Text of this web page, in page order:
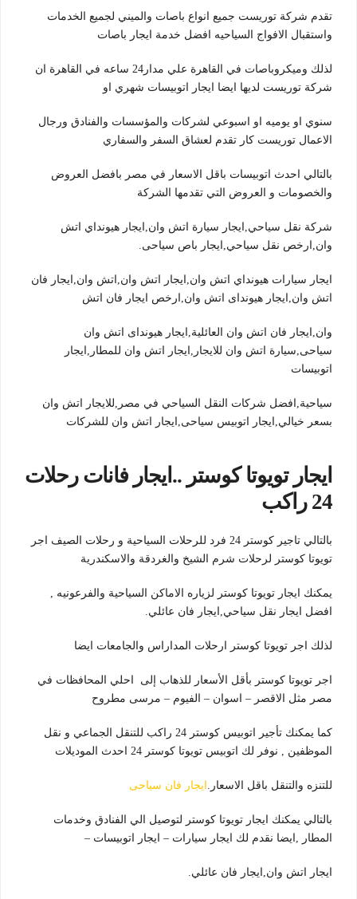
تقدم شركة توريست جميع انواع باصات والميني لجميع الخدمات
واستقبال الافواج السياحيه افضل خدمة ايجار باصات
لذلك وميكروباصات في القاهرة علي مدار24 ساعه في القاهرة ان
شركة توريست لديها ايضا ايجار اتوبيسات شهري او
سنوي او يوميه او اسبوعي لشركات والمؤسسات والفنادق ورجال
الاعمال توريست كار تقدم لعشاق السفر والسفاري
بالتالي احدث اتوبيسات باقل الاسعار في مصر بافضل العروض
والخصومات و العروض التي تقدمها الشركة
شركة نقل سياحي,ايجار سيارة اتش وان,ايجار هيونداي اتش
وان,ارخص نقل سياحي,ايجار باص سياحى.
ايجار سيارات هيونداي اتش وان,ايجار اتش وان,اتش وان,ايجار فان
اتش وان,ايجار هيونداى اتش وان,ارخص ايجار فان اتش
وان,ايجار فان اتش وان العائلية,ايجار هيونداى اتش وان
سياحى,سيارة اتش وان للايجار,ايجار اتش وان للمطار,ايجار
اتوبيسات
سياحية,افضل شركات النقل السياحي في مصر,للايجار اتش وان
بسعر خيالي,ايجار اتوبيس سياحى,ايجار اتش وان للشركات
ايجار تويوتا كوستر ..ايجار فانات رحلات
24 راكب
بالتالي تاجير كوستر 24 فرد للرحلات السياحية و رحلات الصيف اجر
تويوتا كوستر لرحلات شرم الشيخ والغردقة والاسكندرية
يمكنك ايجار تويوتا كوستر لزياره الاماكن السياحية والفرعونيه ,
افضل ايجار نقل سياحي,ايجار فان عائلي.
لذلك اجر تويوتا كوستر ارحلات المداراس والجامعات ايضا
اجر تويوتا كوستر بأقل الأسعار للذهاب إلى احلي المحافظات في
مصر مثل الاقصر – اسوان – الفيوم – مرسى مطروح
كما يمكنك تأجير اتوبيس كوستر 24 راكب للتنقل الجماعي و نقل
الموظفين , نوفر لك اتوبيس تويوتا كوستر 24 احدث الموديلات
للتنزه والتنقل باقل الاسعار. ايجار فان سياحى
بالتالي يمكنك ايجار تويوتا كوستر لتوصيل الي الفنادق وخدمات
المطار ,ايضا نقدم لك ايجار سيارات – ايجار اتوبيسات –
ايجار اتش وان,ايجار فان عائلي.